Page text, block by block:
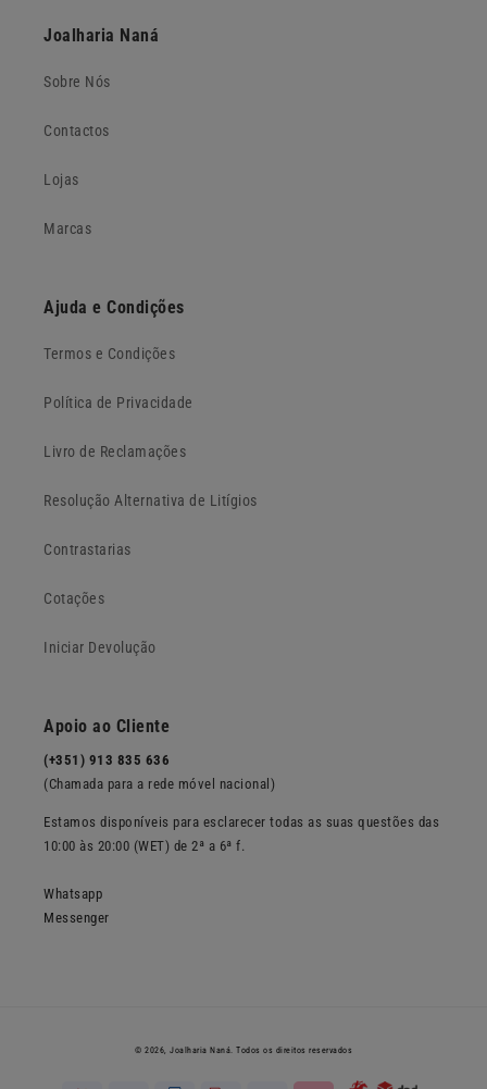
Joalharia Naná
Sobre Nós
Contactos
Lojas
Marcas
Ajuda e Condições
Termos e Condições
Política de Privacidade
Livro de Reclamações
Resolução Alternativa de Litígios
Contrastarias
Cotações
Iniciar Devolução
Apoio ao Cliente
(+351) 913 835 636
(Chamada para a rede móvel nacional)
Estamos disponíveis para esclarecer todas as suas questões das
10:00 às 20:00 (WET) de 2ª a 6ª f.
Whatsapp
Messenger
© 2026, Joalharia Naná . Todos os direitos reservados